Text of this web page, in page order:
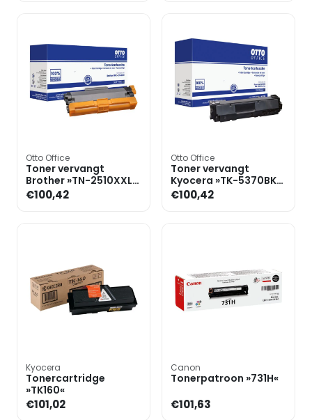
Otto Office
Toner vervangt
Brother »TN-2510XXL«
zwart
€100,42
Otto Office
Toner vervangt
Kyocera »TK-5370BK«
zwart
€100,42
Kyocera
Tonercartridge
»TK160«
€101,02
Canon
Tonerpatroon »731H«
€101,63